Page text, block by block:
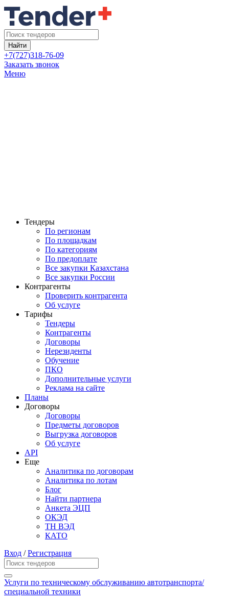
Найти
+7(727)318-76-09
Заказать звонок
Меню
Тендеры
По регионам
По площадкам
По категориям
По предоплате
Все закупки Казахстана
Все закупки России
Контрагенты
Проверить контрагента
Об услуге
Тарифы
Тендеры
Контрагенты
Договоры
Нерезиденты
Обучение
ПКО
Дополнительные услуги
Реклама на сайте
Планы
Договоры
Договоры
Предметы договоров
Выгрузка договоров
Об услуге
API
Еще
Аналитика по договорам
Аналитика по лотам
Блог
Найти партнера
Анкета ЭЦП
ОКЭД
ТН ВЭД
КАТО
Вход /Регистрация
Услуги по техническому обслуживанию автотранспорта/
специальной техники